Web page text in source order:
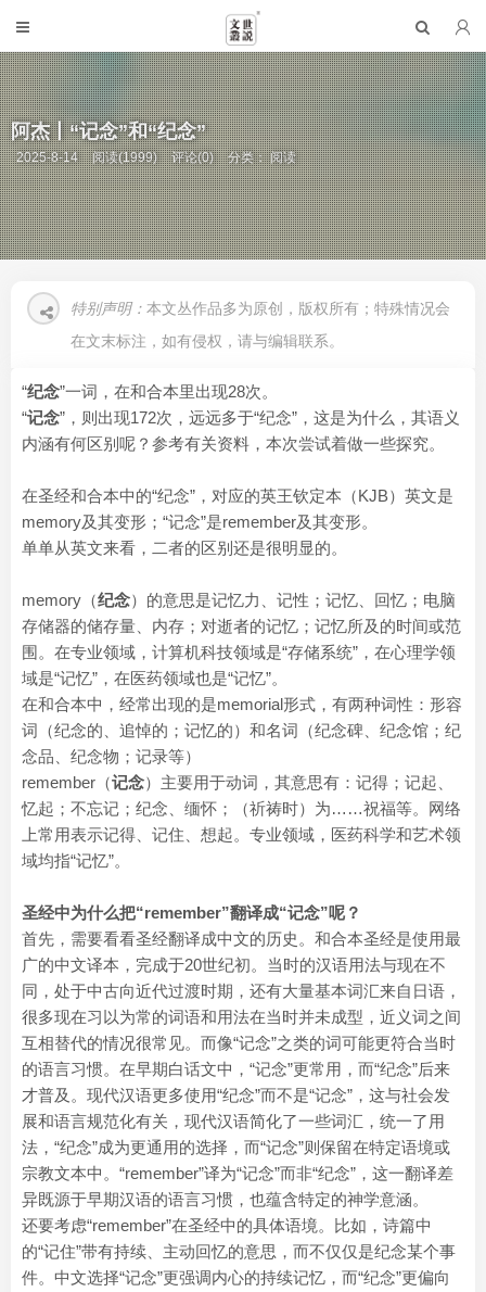
阿杰丨“记念”和“纪念”
2025-8-14 阅读(1999) 评论(0) 分类：阅读
特别声明： 本文丛作品多为原创，版权所有；特殊情况会
在文末标注，如有侵权，请与编辑联系。
“纪念”一词，在和合本里出现28次。
“记念”，则出现172次，远远多于“纪念”，这是为什么，其语义
内涵有何区别呢？参考有关资料，本次尝试着做一些探究。
在圣经和合本中的“纪念”，对应的英王钦定本（KJB）英文是
memory及其变形；“记念”是remember及其变形。
单单从英文来看，二者的区别还是很明显的。
memory（纪念）的意思是记忆力、记性；记忆、回忆；电脑
存储器的储存量、内存；对逝者的记忆；记忆所及的时间或范
围。在专业领域，计算机科技领域是“存储系统”，在心理学领
域是“记忆”，在医药领域也是“记忆”。
在和合本中，经常出现的是memorial形式，有两种词性：形容
词（纪念的、追悼的；记忆的）和名词（纪念碑、纪念馆；纪
念品、纪念物；记录等）
remember（记念）主要用于动词，其意思有：记得；记起、
忆起；不忘记；纪念、缅怀；（祈祷时）为……祝福等。网络
上常用表示记得、记住、想起。专业领域，医药科学和艺术领
域均指“记忆”。
圣经中为什么把“remember”翻译成“记念”呢？
首先，需要看看圣经翻译成中文的历史。和合本圣经是使用最
广的中文译本，完成于20世纪初。当时的汉语用法与现在不
同，处于中古向近代过渡时期，还有大量基本词汇来自日语，
很多现在习以为常的词语和用法在当时并未成型，近义词之间
互相替代的情况很常见。而像“记念”之类的词可能更符合当时
的语言习惯。在早期白话文中，“记念”更常用，而“纪念”后来
才普及。现代汉语更多使用“纪念”而不是“记念”，这与社会发
展和语言规范化有关，现代汉语简化了一些词汇，统一了用
法，“纪念”成为更通用的选择，而“记念”则保留在特定语境或
宗教文本中。“remember”译为“记念”而非“纪念”，这一翻译差
异既源于早期汉语的语言习惯，也蕴含特定的神学意涵。
还要考虑“remember”在圣经中的具体语境。比如，诗篇中
的“记住”带有持续、主动回忆的意思，而不仅仅是纪念某个事
件。中文选择“记念”更强调内心的持续记忆，而“纪念”更偏向